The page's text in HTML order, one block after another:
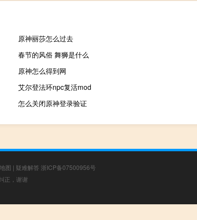
原神丽莎怎么过去
春节的风俗 舞狮是什么
原神怎么得到网
艾尔登法环npc复活mod
怎么关闭原神登录验证
图 | 疑难解答 浙ICP备07500956号
正，谢谢